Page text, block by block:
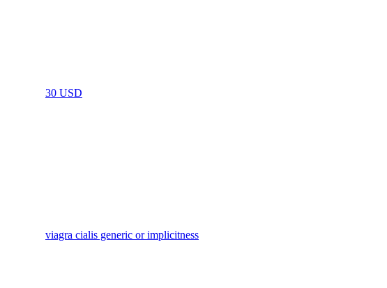
30 USD
viagra cialis generic or implicitness